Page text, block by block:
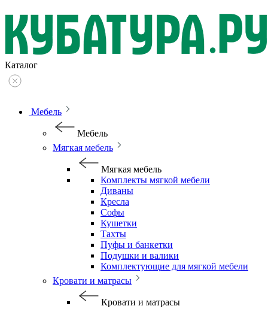
Каталог
Мебель
Мебель
Мягкая мебель
Мягкая мебель
Комплекты мягкой мебели
Диваны
Кресла
Софы
Кушетки
Тахты
Пуфы и банкетки
Подушки и валики
Комплектующие для мягкой мебели
Кровати и матрасы
Кровати и матрасы